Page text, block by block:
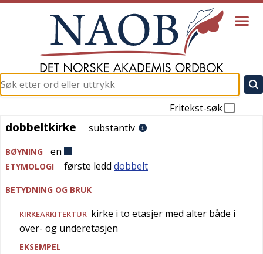
Fritekst-søk
dobbeltkirke
dobbeltkirke substantiv
BØYNING en
ETYMOLOGI første ledd dobbelt
BETYDNING OG BRUK
KIRKEARKITEKTUR kirke i to etasjer med alter både i
over- og underetasjen
EKSEMPEL